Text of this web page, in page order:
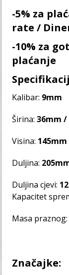
-5% za
rate /
-10% za
plaćanje
Kalibar: 9mm
Širina:36mm /
Visina: 145mm
Duljina:
Duljina cjevi:
Kapacitet
Masa praznog:
Značajke: